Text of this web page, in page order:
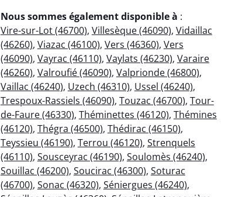
Nous sommes également disponible à :
Vire-sur-Lot (46700), Villesèque (46090), Vidaillac
(46260), Viazac (46100), Vers (46360), Vers
(46090), Vayrac (46110), Vaylats (46230), Varaire
(46260), Valroufié (46090), Valprionde (46800),
Vaillac (46240), Uzech (46310), Ussel (46240),
Trespoux-Rassiels (46090), Touzac (46700), Tour-
de-Faure (46330), Théminettes (46120), Thémines
(46120), Thégra (46500), Thédirac (46150),
Teyssieu (46190), Terrou (46120), Strenquels
(46110), Sousceyrac (46190), Soulomès (46240),
Souillac (46200), Soucirac (46300), Soturac
(46700), Sonac (46320), Séniergues (46240),